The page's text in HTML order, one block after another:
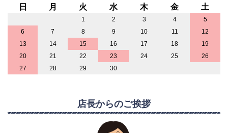
日
月 火 水 木 金 土
1 2 3 4
5
6
7 8 9 10 11
12
13
14 15 16 17 18
19
20
21 22 23 24 25
26
27
28 29 30
店長からのご挨拶